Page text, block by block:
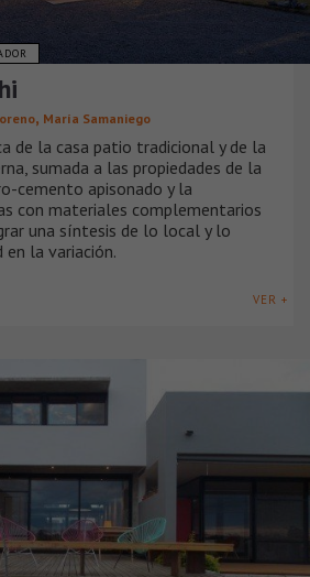
, María Samaniego
de la casa patio tradicional y de la
sumada a las propiedades de la
cemento apisonado y la
con materiales complementarios
una síntesis de lo local y lo
en la variación.
VER +